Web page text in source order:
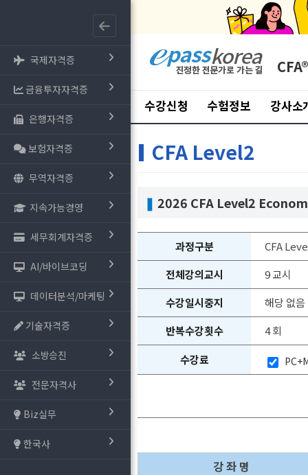
국제자격증
금융투자자격증
은행자격증
보험자격증
무역자격증
지속가능경영
세무회계자격증
AI/바이브코딩
데이터분석/마케팅
기술자격증
소방승진
전문자격사
Biz실무
한국사
CFA®
수강신청 수험정보 강사소
CFA Level2
❚ 2026 CFA Level2
과정구분
CFA
전체강의교시
9 교시
수강일시중지
해당 없음
반복수강횟수
4 회
수강료
강 좌 명